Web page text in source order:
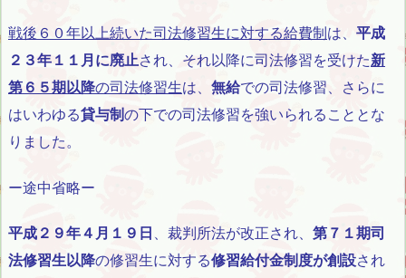
戦後６０年以上続いた司法修習生に対する給費制は、 平成
２３年１１月に廃止され、それ以降に司法修習を受けた新
第６５期以降の司法修習生は、 無給での司法修習、さらに
はいわゆる貸与制の下での司法修習を強いられることとな
りました。
ー途中省略ー
平成２９年４月１９日 、裁判所法が改正され、 第７１期司
法修習生以降の修習生に対する修習給付金制度が創設され